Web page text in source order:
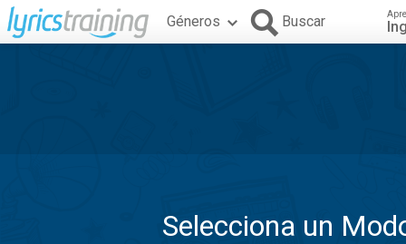
Géneros Buscar
Selecciona un